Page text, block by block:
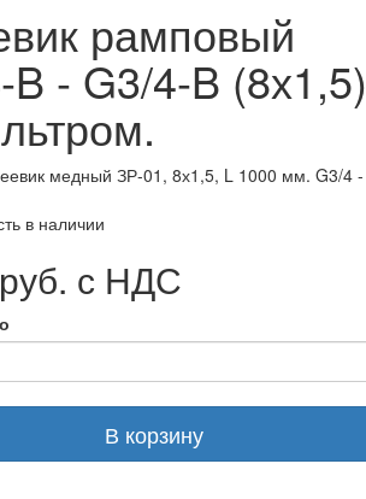
рамповый
B - G3/4-B (8х1,5)
медный ЗР-01, 8х1,5, L 1000 мм. G3/4 -
в наличии
с НДС
В корзину